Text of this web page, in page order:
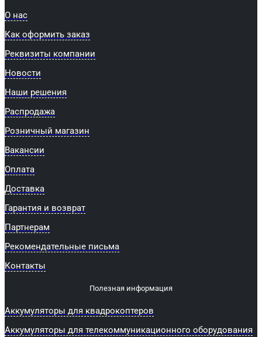
О нас
Как оформить заказ
Реквизиты компании
Новости
Наши решения
Распродажа
Розничный магазин
Вакансии
Оплата
Доставка
Гарантия и возврат
Партнерам
Рекомендательные письма
Контакты
Полезная информация
Аккумуляторы для квадрокоптеров
Аккумуляторы для телекоммуникационного оборудования